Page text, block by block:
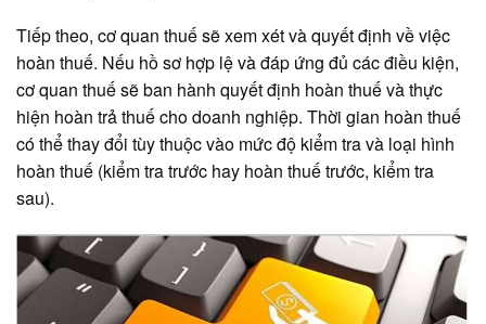
Tiếp theo, cơ quan thuế sẽ xem xét và quyết định về việc
hoàn thuế. Nếu hồ sơ hợp lệ và đáp ứng đủ các điều kiện,
cơ quan thuế sẽ ban hành quyết định hoàn thuế và thực
hiện hoàn trả thuế cho doanh nghiệp. Thời gian hoàn thuế
có thể thay đổi tùy thuộc vào mức độ kiểm tra và loại hình
hoàn thuế (kiểm tra trước hay hoàn thuế trước, kiểm tra
sau).